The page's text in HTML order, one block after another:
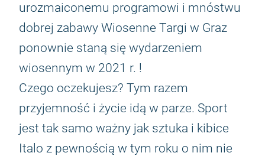
urozmaiconemu programowi i mnóstwu
dobrej zabawy Wiosenne Targi w Graz
ponownie staną się wydarzeniem
wiosennym w 2021 r. !
Czego oczekujesz? Tym razem
przyjemność i życie idą w parze. Sport
jest tak samo ważny jak sztuka i kibice
Italo z pewnością w tym roku o nim nie